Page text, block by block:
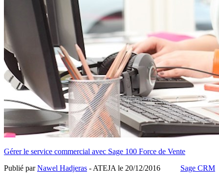
Gérer le service commercial avec Sage 100 Force de Vente
Sage CRM
Publié parNawel Hadjeras - ATEJA le 20/12/2016